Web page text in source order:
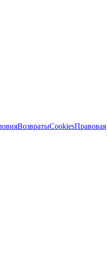
ВозвратыCookiesПравовая